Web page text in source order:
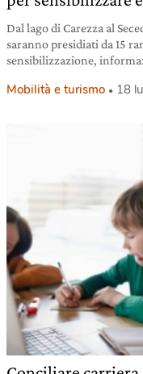
Dal lago di Carezza al
saranno presidiati da 15
sensibilizzazione,
Mobilità e turismo 18